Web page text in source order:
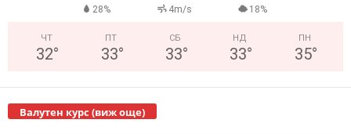
28% 4m/s 18%
ЧТ
32°
ПТ
33°
СБ
33°
НД
33°
ПН
35°
Валутен курс (виж още)